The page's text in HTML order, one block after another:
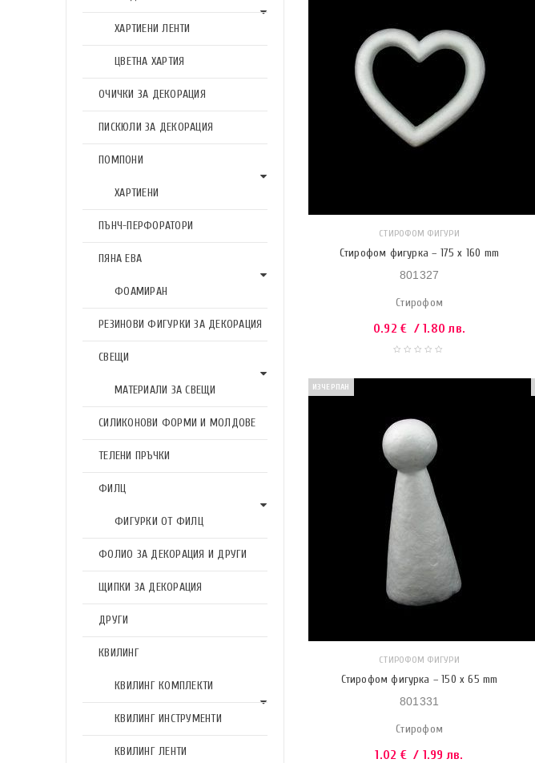
ХАРТИЕНИ ЛЕНТИ
ЦВЕТНА ХАРТИЯ
ОЧИЧКИ ЗА ДЕКОРАЦИЯ
ПИСКЮЛИ ЗА ДЕКОРАЦИЯ
ПОМПОНИ
ХАРТИЕНИ
ПЪНЧ-ПЕРФОРАТОРИ
ПЯНА ЕВА
ФОАМИРАН
РЕЗИНОВИ ФИГУРКИ ЗА ДЕКОРАЦИЯ
СВЕЩИ
МАТЕРИАЛИ ЗА СВЕЩИ
СИЛИКОНОВИ ФОРМИ И МОЛДОВЕ
ТЕЛЕНИ ПРЪЧКИ
ФИЛЦ
ФИГУРКИ ОТ ФИЛЦ
ФОЛИО ЗА ДЕКОРАЦИЯ И ДРУГИ
ЩИПКИ ЗА ДЕКОРАЦИЯ
ДРУГИ
КВИЛИНГ
КВИЛИНГ КОМПЛЕКТИ
КВИЛИНГ ИНСТРУМЕНТИ
КВИЛИНГ ЛЕНТИ
СТИРОФОМ ФИГУРИ
Стирофом фигурка – 175 x 160 mm
801327
Стирофом
0.92€ / 1.80 лв.
ИЗЧЕРПАН
СТИРОФОМ ФИГУРИ
Стирофом фигурка – 150 x 65 mm
801331
Стирофом
1.02 € / 1.99 лв.